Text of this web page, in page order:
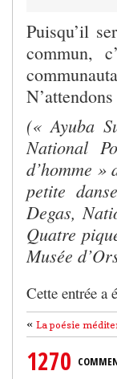
Puisqu’il
commun,
(« Ayuba
National
d’homme
petite
Degas,
Quatre
Musée
Cette entrée a
« La poésie
1270